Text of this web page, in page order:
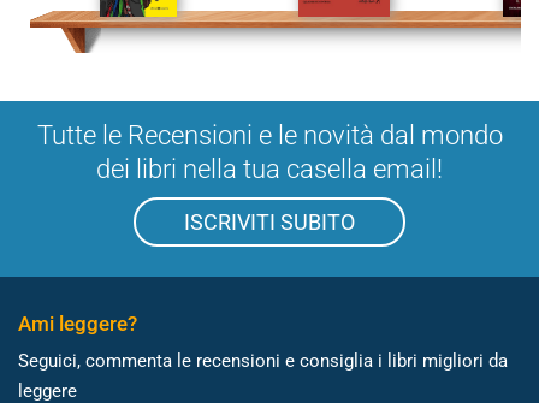
Tutte le Recensioni e le novità dal mondo
dei libri nella tua casella email!
ISCRIVITI SUBITO
Ami leggere?
Seguici, commenta le recensioni e consiglia i libri migliori da
leggere